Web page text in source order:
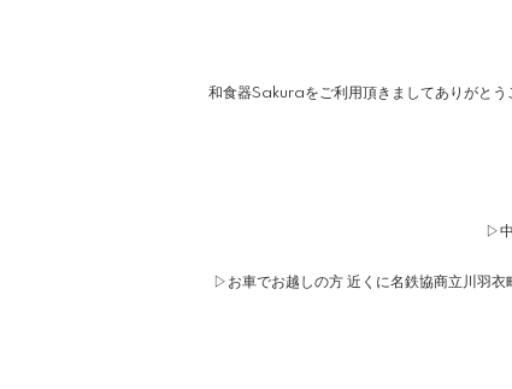
和食器Sakuraをご利用頂きましてありがとう
▷
▷お車でお越しの方 近くに名鉄協商立川羽衣